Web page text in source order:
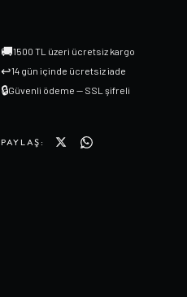
🚚1500 TL üzeri ücretsiz kargo
↩14 gün içinde ücretsiz iade
🔒Güvenli ödeme — SSL şifreli
PAYLAŞ: